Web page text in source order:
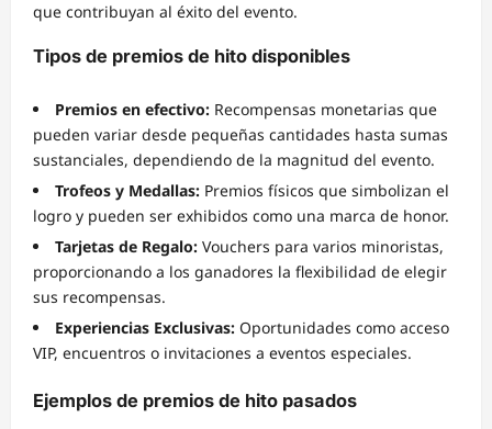
que contribuyan al éxito del evento.
Tipos de premios de hito disponibles
Premios en efectivo: Recompensas monetarias que
pueden variar desde pequeñas cantidades hasta sumas
sustanciales, dependiendo de la magnitud del evento.
Trofeos y Medallas: Premios físicos que simbolizan el
logro y pueden ser exhibidos como una marca de honor.
Tarjetas de Regalo: Vouchers para varios minoristas,
proporcionando a los ganadores la flexibilidad de elegir
sus recompensas.
Experiencias Exclusivas: Oportunidades como acceso
VIP, encuentros o invitaciones a eventos especiales.
Ejemplos de premios de hito pasados